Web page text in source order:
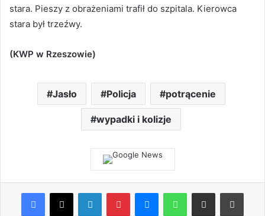
stara. Pieszy z obrażeniami trafił do szpitala. Kierowca
stara był trzeźwy.
(KWP w Rzeszowie)
Jasło Policja potrącenie
wypadki i kolizje
Facebook
X LinkedInPinterestMessengerWhatsAppShare via Email Print